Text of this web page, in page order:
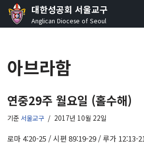
콘
로
건
뛰
기
대한성공회 서울교구
Anglican Diocese of Seoul
아브라함
연중29주 월요일 (홀수해)
기준 서울교구 2017년 10월 22일
로마 4:20-25 / 시편 89:19-29 / 루가 12:13-